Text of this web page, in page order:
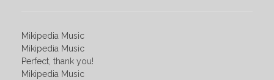
Mikipedia Music
Mikipedia Music
Perfect, thank you!
Mikipedia Music